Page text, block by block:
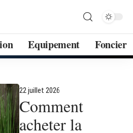
Equipement Foncier
22 juillet 2026
Comment
acheter la